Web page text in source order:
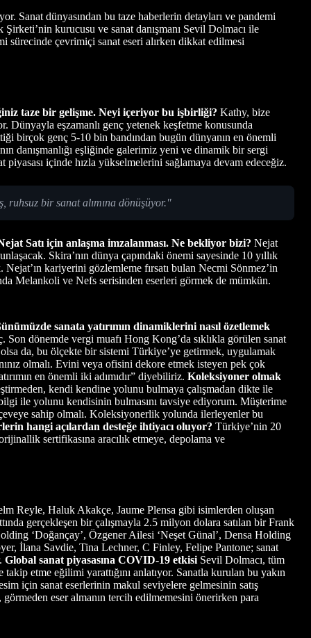
Sanat dünyasından bu taze haberlerin detayları ve pandemi
kurucusu ve sanat danışmanı Sevil Dolmacı ile
sürecinde çevrimiçi sanat eseri alırken dikkat edilmesi
taze bir gelişme. Neyi içeriyor bu işbirliği? Kathy, bize
Dünyayla eşzamanlı genç yetenek keşfetme konusunda
birçok genç 5-10 bin bandından bugün dünyanın en önemli
danışmanlığı eşliğinde galerimiz yeni ve dinamik bir sergi
piyasası içinde hızla yükselmelerini sağlamaya devam edeceğiz.
ruhsuz bir sanat alımına dönüşüyor."
Satı için anlaşma imzalanması. Ne bekliyor bizi? Nejat
Skira’nın dünya çapındaki önemi sayesinde 10 yıllık
kariyerini gözlemleme fırsatı bulan Necmi Sönmez’in
Melankoli ve Nefs serisinden eserleri görmek de mümkün.
sanata yatırımın dinamiklerini nasıl özetlemek
Son dönemde vergi muafı Hong Kong’da sıklıkla görülen sanat
da, bu ölçekte bir sistemi Türkiye’ye getirmek, uygulamak
olmalı. Evini veya ofisini dekore etmek isteyen pek çok
en önemli iki adımıdır” diyebiliriz. Koleksiyoner olmak
kendi kendine yolunu bulmaya çalışmadan dikte ile
ile yolunu kendisinin bulmasını tavsiye ediyorum. Müşterime
sahip olmalı. Koleksiyonerlik yolunda ilerleyenler bu
hangi açılardan desteğe ihtiyacı oluyor? Türkiye’nin 20
sertifikasına aracılık etmeye, depolama ve
Reyle, Haluk Akakçe, Jaume Plensa gibi isimlerden oluşan
gerçekleşen bir çalışmayla 2.5 milyon dolara satılan bir Frank
‘Doğançay’, Özgener Ailesi ‘Neşet Günal’, Densa Holding
İlana Savdie, Tina Lechner, C Finley, Felipe Pantone; sanat
Global sanat piyasasına COVID-19 etkisi Sevil Dolmacı, tüm
etme eğilimi yarattığını anlatıyor. Sanatla kurulan bu yakın
için sanat eserlerinin makul seviyelere gelmesinin satış
eser almanın tercih edilmemesini önerirken para